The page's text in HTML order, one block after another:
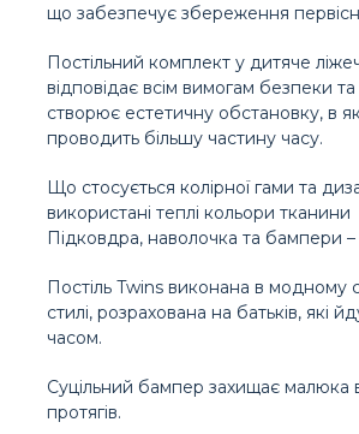
що забезпечує збереження
Постільний комплект у дитяче
відповідає всім вимогам безпеки та
створює естетичну обстановку, в
проводить більшу частину часу.
Що стосується колірної гами та
використані теплі кольори тканини
Підковдра, наволочка та бампери –
Постіль Twins виконана в модному
стилі, розрахована на батьків, які
часом.
Суцільний бампер захищає малюка
протягів.